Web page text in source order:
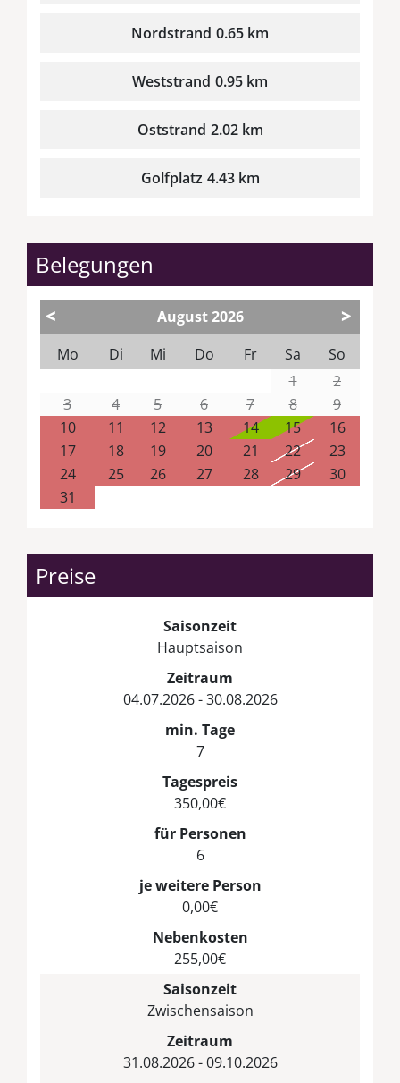
Nordstrand 0.65 km
Weststrand 0.95 km
Oststrand 2.02 km
Golfplatz 4.43 km
Belegungen
< August2026
Mo
Di Mi Do Fr Sa
So
1
2
3
4 5 6 7 8
9
10
11 12 13 14 15
16
17
18 19 20 21 22
23
24
25 26 27 28 29
30
31
>
Preise
Saisonzeit
Hauptsaison
Zeitraum
04.07.2026 - 30.08.2026
min. Tage
7
Tagespreis
350,00€
für Personen
6
je weitere Person
0,00€
Nebenkosten
255,00€
Saisonzeit
Zwischensaison
Zeitraum
31.08.2026 - 09.10.2026